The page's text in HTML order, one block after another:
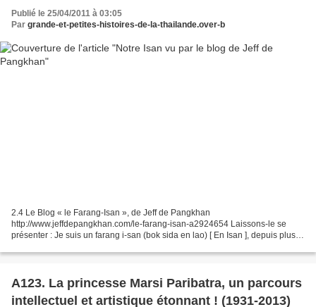
Publié le 25/04/2011 à 03:05
Par grande-et-petites-histoires-de-la-thailande.over-b
2.4 Le Blog « le Farang-Isan », de Jeff de Pangkhan
http://www.jeffdepangkhan.com/le-farang-isan-a2924654 Laissons-le se
présenter : Je suis un farang i-san (bok sida en lao) [ En Isan ], depuis plus
A123. La princesse Marsi Paribatra, un parcours
intellectuel et artistique étonnant ! (1931-2013)